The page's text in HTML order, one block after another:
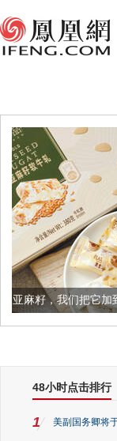
到了牛轧糖里
48小时点击排行
1 美副国务卿将